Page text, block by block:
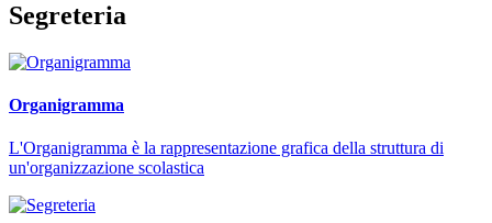
Segreteria
Organigramma
L'Organigramma è la rappresentazione grafica della struttura di
un'organizzazione scolastica